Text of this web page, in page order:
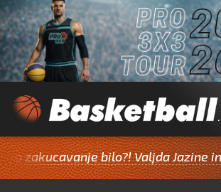
zakucavanje bilo?! Valjda Jazine